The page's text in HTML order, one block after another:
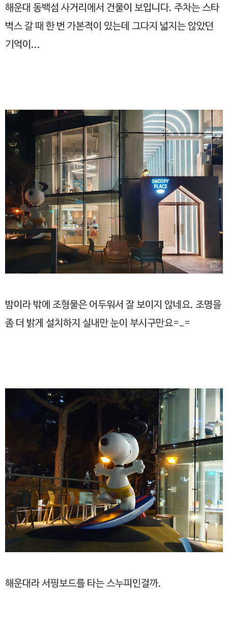
해운대 동백섬 사거리에서 건물이 보입니다. 주차는 스타
벅스 갈 때 한 번 가본적이 있는데 그다지 넓지는 않았던
기억이...
밤이라 밖에 조형물은 어두워서 잘 보이지 않네요. 조명을
좀 더 밝게 설치하지 실내만 눈이 부시구만요=_=
해운대라 서핑보드를 타는 스누피인걸까.